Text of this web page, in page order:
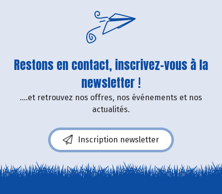
Restons en contact, inscrivez-vous à la
newsletter !
....et retrouvez nos offres, nos événements et nos
actualités.
Inscription newsletter